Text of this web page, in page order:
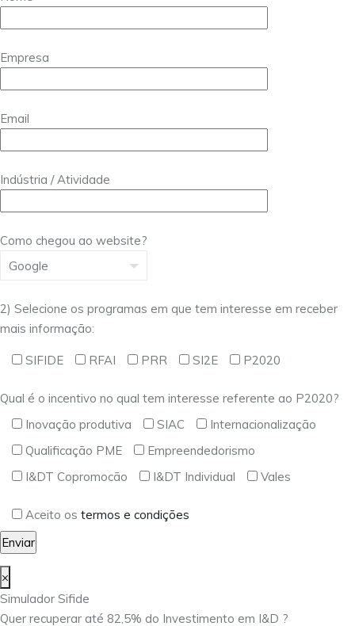
Empresa
Email
Indústria / Atividade
Como chegou ao website?
2) Selecione os programas em que tem interesse em receber
mais informação:
SIFIDE RFAI PRR SI2E P2020
Qual é o incentivo no qual tem interesse referente ao P2020?
Inovação produtiva
SIAC
Internacionalização
Qualificação PME
Empreendedorismo
I&DT Copromocão
I&DT Individual Vales
Aceito os termos e condições
×
Simulador Sifide
Quer recuperar até 82,5% do Investimento em I&D ?